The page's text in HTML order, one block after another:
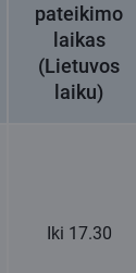
pateikimo
laikas
(Lietuvos
laiku)
Iki 17.30